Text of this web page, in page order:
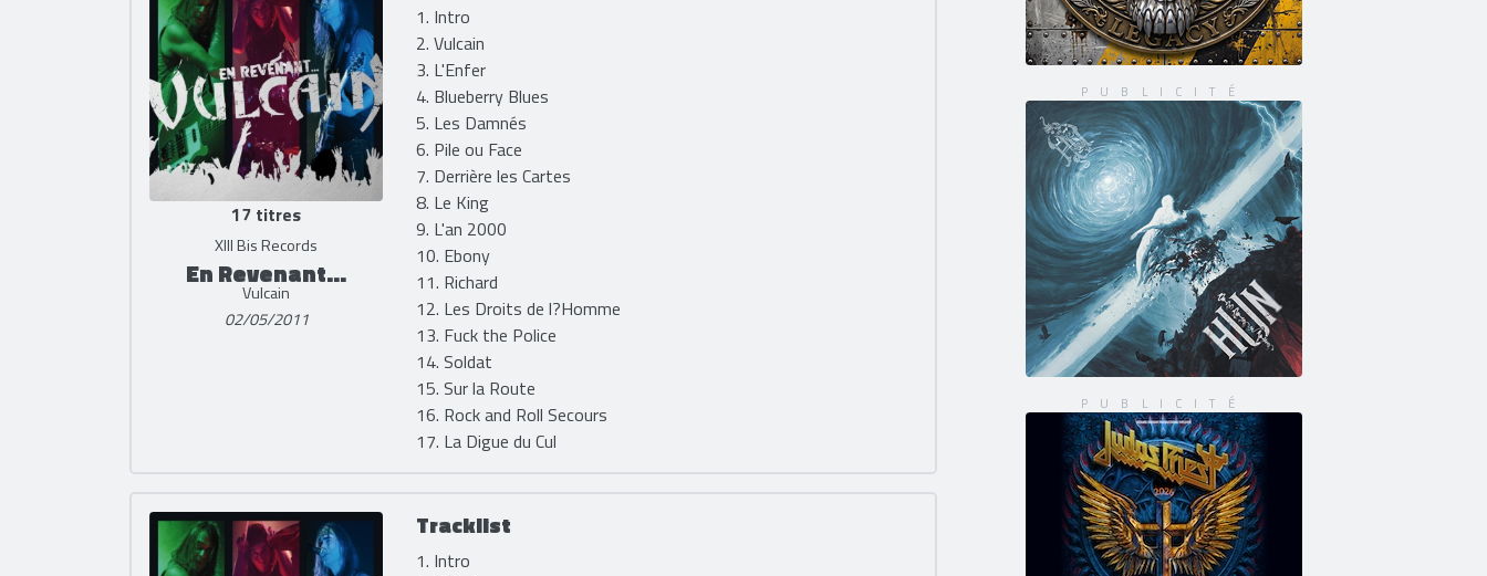
17 titres
XIII Bis Records
En Revenant...
Vulcain
02/05/2011
1. Intro
2. Vulcain
3. L'Enfer
4. Blueberry Blues
5. Les Damnés
6. Pile ou Face
7. Derrière les Cartes
8. Le King
9. L'an 2000
10. Ebony
11. Richard
12. Les Droits de l?Homme
13. Fuck the Police
14. Soldat
15. Sur la Route
16. Rock and Roll Secours
17. La Digue du Cul
Tracklist
1. Intro